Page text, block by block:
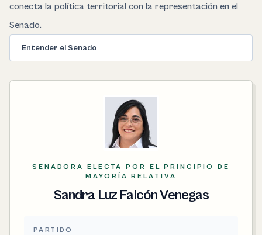
conecta la política territorial con la representación en el
Senado.
Entender el Senado
SENADORA ELECTA POR EL PRINCIPIO DE
MAYORÍA RELATIVA
Sandra Luz Falcón Venegas
PARTIDO